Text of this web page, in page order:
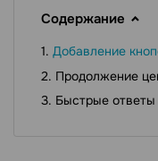
Содержание
Добавление
Продолжение
Быстрые ответы